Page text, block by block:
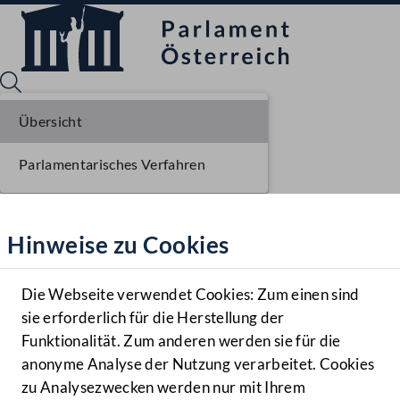
Hilfe
Benutzer
Navigationsmenü öffnen
MENÜ
Hinweise zu Cookies
Die Webseite verwendet Cookies: Zum einen sind
sie erforderlich für die Herstellung der
Funktionalität. Zum anderen werden sie für die
anonyme Analyse der Nutzung verarbeitet. Cookies
zu Analysezwecken werden nur mit Ihrem
Übersicht
Parlamentarisches Verfahren